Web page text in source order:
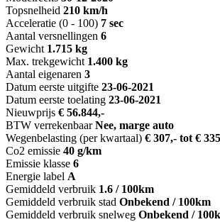
Topsnelheid 210 km/h
Acceleratie (0 - 100) 7 sec
Aantal versnellingen 6
Gewicht 1.715 kg
Max. trekgewicht 1.400 kg
Aantal eigenaren 3
Datum eerste uitgifte 23-06-2021
Datum eerste toelating 23-06-2021
Nieuwprijs € 56.844,-
BTW verrekenbaar Nee, marge auto
Wegenbelasting (per kwartaal) € 307,- tot €
Co2 emissie 40 g/km
Emissie klasse 6
Energie label A
Gemiddeld verbruik 1.6 / 100km
Gemiddeld verbruik stad Onbekend / 100km
Gemiddeld verbruik snelweg Onbekend /